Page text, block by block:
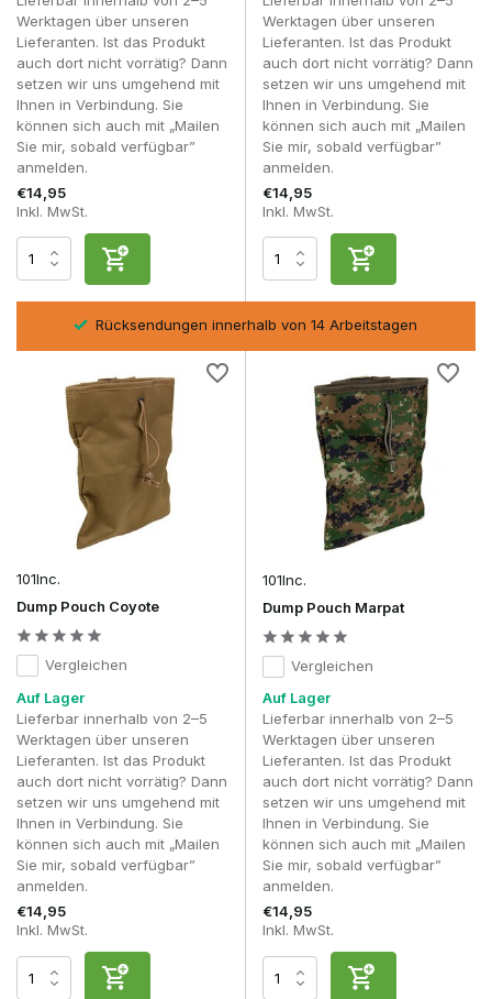
Fassungsvermögen erheblich.
Kompakte Aufbewahrungsbeutel:Ideal für Spieler,
die nur ein paar Magazine oder kleines Zubehör
verstauen möchten, ohne ihre Ausrüstung um viel Platz
zu erweitern.
Faltbare Aufbewahrungsbeutel:Die beliebteste Wahl.
Zusammengefaltet nehmen sie kaum Platz weg, und
bei Bedarf lassen sie sich innerhalb weniger Sekunden
zu einem geräumigen Aufbewahrungsbeutel
aufklappen.
Große Dump-Pouches:
Geeignet für Spieler, die bei
längeren Skirmishes oder Milsim-Veranstaltungen
mehrere Magazine, größeres Zubehör oder
Für die meisten Airsoft-Spieler ist eine faltbare Dump-Tasche
die beste Wahl. Während des Spiels lässt sie sich kompakt
verstauen, und sobald es die Situation erfordert, steht dir
jederzeit zusätzlicher Stauraum zur Verfügung.
Achten Sie bei der Auswahl eines Dump-Pouches unter
anderem auf Folgendes:
Inhalt und Fassungsvermögen.
Kompakt zusammenklappbar oder dauerhaft geöffnet.
Kompatibilität mit Ihrer MOLLE-Ausrüstung.
Die Position an deinem Combat Belt oder Plate Carrier.
Warum benutzt fast jeder erfahrene Spieler
einen Dump-Pouch?
Bei einem Magazinwechsel möchtest du so schnell wie
möglich weiterspielen können. Ein leeres Magazin wieder in
die Munitionstasche zu stecken, kostet mehr Zeit und
erfordert zusätzliche Handgriffe. Mit einer Ablagetasche lässt
du das verbrauchte Magazin einfach in die Tasche fallen,
woraufhin du sofort ein neues Magazin einlegen kannst.
Dadurch gehen Nachladevorgänge schneller vonstatten und
du vermeidest, dass wertvolle Magazine auf den Boden
fallen oder verloren gehen. Außerdem bleiben gebrauchte
und volle Magazine getrennt, sodass du während eines
Gefechts den Überblick darüber behältst, welche Magazine
noch gefüllt sind.
In der Praxis stellt man fest, dass viele Spieler erst nach
einigen Gefechten entdecken, wie oft ein Dump Pouch zum
Werktagen über unseren
Lieferanten. Ist das Produkt
auch dort nicht vorrätig? Dann
setzen wir uns umgehend mit
Ihnen in Verbindung. Sie
können sich auch mit „Mailen
Sie mir, sobald verfügbar”
anmelden.
€14,95
Inkl. MwSt.
Werktagen über unseren
Lieferanten. Ist das Produkt
auch dort nicht vorrätig? Dann
setzen wir uns umgehend mit
Ihnen in Verbindung. Sie
können sich auch mit „Mailen
Sie mir, sobald verfügbar”
anmelden.
€14,95
Inkl. MwSt.
Rücksendungen innerhalb von 14 Arbeitstagen
101Inc.
Dump Pouch Coyote
Vergleichen
Auf Lager
Lieferbar innerhalb von 2–5
Werktagen über unseren
Lieferanten. Ist das Produkt
auch dort nicht vorrätig? Dann
setzen wir uns umgehend mit
Ihnen in Verbindung. Sie
können sich auch mit „Mailen
Sie mir, sobald verfügbar”
anmelden.
€14,95
Inkl. MwSt.
101Inc.
Dump Pouch Marpat
Vergleichen
Auf Lager
Lieferbar innerhalb von 2–5
Werktagen über unseren
Lieferanten. Ist das Produkt
auch dort nicht vorrätig? Dann
setzen wir uns umgehend mit
Ihnen in Verbindung. Sie
können sich auch mit „Mailen
Sie mir, sobald verfügbar”
anmelden.
€14,95
Inkl. MwSt.